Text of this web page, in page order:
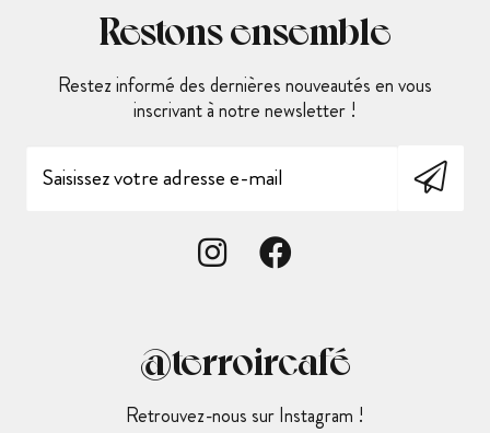
Restons ensemble
Restez informé des dernières nouveautés en vous
inscrivant à notre newsletter !
@terroircafé
Retrouvez-nous sur Instagram !